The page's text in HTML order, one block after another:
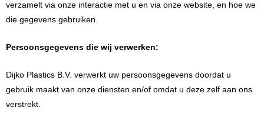
verzamelt via onze interactie met u en via onze website, en hoe we
die gegevens gebruiken.
Persoonsgegevens die wij verwerken:
Dijko Plastics B.V. verwerkt uw persoonsgegevens doordat u
gebruik maakt van onze diensten en/of omdat u deze zelf aan ons
verstrekt.